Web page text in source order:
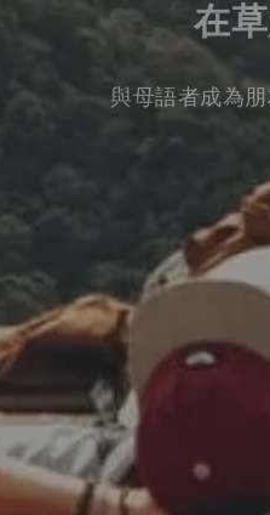
在
與母語者成為